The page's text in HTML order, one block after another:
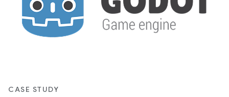
CASE STUDY